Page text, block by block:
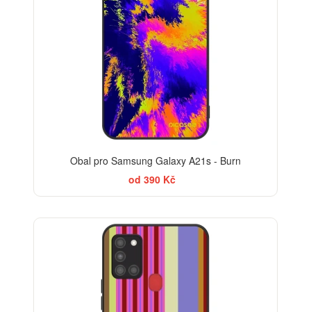
Obal pro Samsung Galaxy A21s - Burn
od 390 Kč